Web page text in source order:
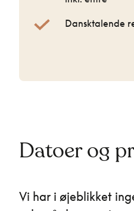
Dansktalende
Datoer og
Vi har i øjeblikket